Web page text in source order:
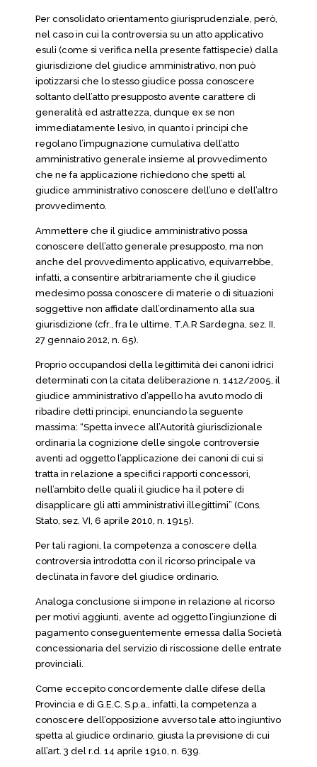
Per consolidato orientamento giurisprudenziale, però,
nel caso in cui la controversia su un atto applicativo
esuli (come si verifica nella presente fattispecie) dalla
giurisdizione del giudice amministrativo, non può
ipotizzarsi che lo stesso giudice possa conoscere
soltanto dell’atto presupposto avente carattere di
generalità ed astrattezza, dunque ex se non
immediatamente lesivo, in quanto i principi che
regolano l’impugnazione cumulativa dell’atto
amministrativo generale insieme al provvedimento
che ne fa applicazione richiedono che spetti al
giudice amministrativo conoscere dell’uno e dell’altro
provvedimento.
Ammettere che il giudice amministrativo possa
conoscere dell’atto generale presupposto, ma non
anche del provvedimento applicativo, equivarrebbe,
infatti, a consentire arbitrariamente che il giudice
medesimo possa conoscere di materie o di situazioni
soggettive non affidate dall’ordinamento alla sua
giurisdizione (cfr., fra le ultime, T.A.R Sardegna, sez. II,
27 gennaio 2012, n. 65).
Proprio occupandosi della legittimità dei canoni idrici
determinati con la citata deliberazione n. 1412/2005, il
giudice amministrativo d’appello ha avuto modo di
ribadire detti principi, enunciando la seguente
massima: “Spetta invece all’Autorità giurisdizionale
ordinaria la cognizione delle singole controversie
aventi ad oggetto l’applicazione dei canoni di cui si
tratta in relazione a specifici rapporti concessori,
nell’ambito delle quali il giudice ha il potere di
disapplicare gli atti amministrativi illegittimi” (Cons.
Stato, sez. VI, 6 aprile 2010, n. 1915).
Per tali ragioni, la competenza a conoscere della
controversia introdotta con il ricorso principale va
declinata in favore del giudice ordinario.
Analoga conclusione si impone in relazione al ricorso
per motivi aggiunti, avente ad oggetto l’ingiunzione di
pagamento conseguentemente emessa dalla Società
concessionaria del servizio di riscossione delle entrate
provinciali.
Come eccepito concordemente dalle difese della
Provincia e di G.E.C. S.p.a., infatti, la competenza a
conoscere dell’opposizione avverso tale atto ingiuntivo
spetta al giudice ordinario, giusta la previsione di cui
all’art. 3 del r.d. 14 aprile 1910, n. 639.